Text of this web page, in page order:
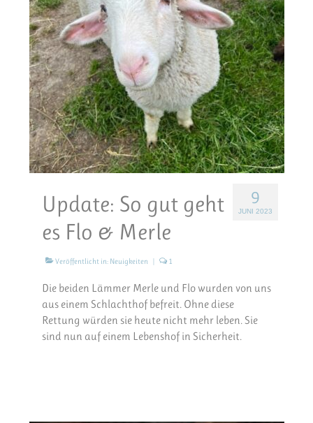
9
JUNI 2023
Update: So gut geht
es Flo & Merle
Veröffentlicht in: Neuigkeiten | 1
Die beiden Lämmer Merle und Flo wurden von uns
aus einem Schlachthof befreit. Ohne diese
Rettung würden sie heute nicht mehr leben. Sie
sind nun auf einem Lebenshof in Sicherheit.